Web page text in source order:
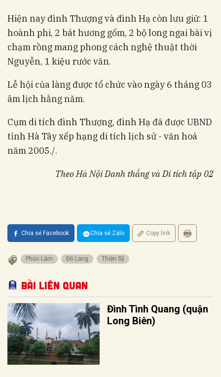
Hiện nay đình Thượng và đình Hạ còn lưu giữ: 1
hoành phi, 2 bát hương gốm, 2 bộ long ngai bài vị
chạm rồng mang phong cách nghệ thuật thời
Nguyễn, 1 kiệu rước văn.
Lễ hội của làng được tổ chức vào ngày 6 tháng 03
âm lịch hằng năm.
Cụm di tích đình Thượng, đình Hạ đã được UBND
tỉnh Hà Tây xếp hạng di tích lịch sử - văn hoá
năm 2005./.
Theo Hà Nội Danh thắng và Di tích tập 02
Chia sẻ Facebook Chia sẻ Zalo Copy link
Phúc Lâm Đỗ Lang Thiện Sỹ
Bài liên quan
Đình Tình Quang (quận
Long Biên)